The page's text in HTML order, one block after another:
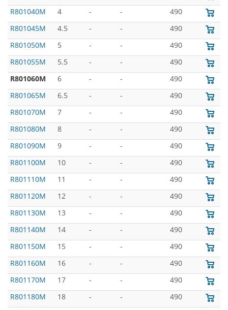
R801040M
4 - -
490
R801045M
4.5 - -
490
R801050M
5 - -
490
R801055M
5.5 - -
490
R801060M
6 - -
490
R801065M
6.5 - -
490
R801070M
7 - -
490
R801080M
8 - -
490
R801090M
9 - -
490
R801100M
10 - -
490
R801110M
11 - -
490
R801120M
12 - -
490
R801130M
13 - -
490
R801140M
14 - -
490
R801150M
15 - -
490
R801160M
16 - -
490
R801170M
17 - -
490
R801180M
18 - -
490